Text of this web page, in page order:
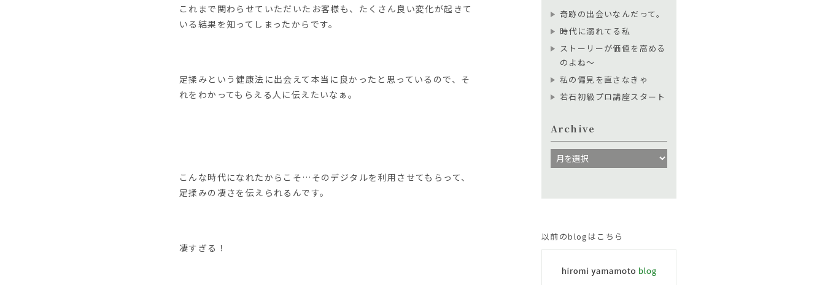
これまで関わらせていただいたお客様も、たくさん良い変化が起きて
いる結果を知ってしまったからです。
足揉みという健康法に出会えて本当に良かったと思っているので、そ
れをわかってもらえる人に伝えたいなぁ。
こんな時代になれたからこそ…そのデジタルを利用させてもらって、
足揉みの凄さを伝えられるんです。
凄すぎる！
奇跡の出会いなんだって。
時代に溺れてる私
ストーリーが価値を高める
のよね〜
私の偏見を直さなきゃ
若石初級プロ講座スタート
Archive
以前のblogはこちら